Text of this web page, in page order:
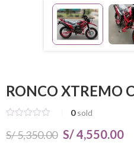
RONCO XTREMO
0 sold
S/5,350.00 El
S/4,550.00El